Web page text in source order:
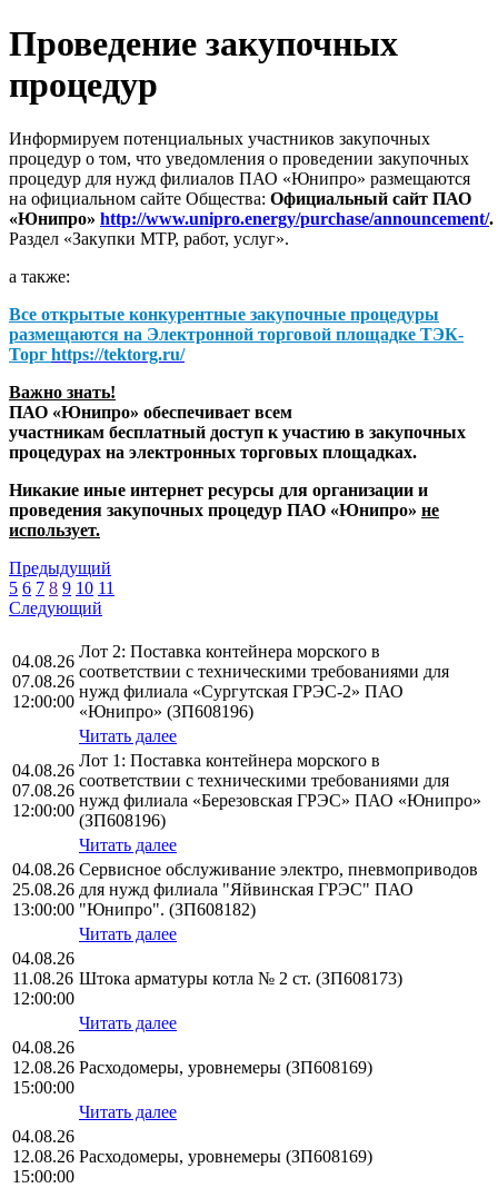
Проведение закупочных
процедур
Информируем потенциальных участников закупочных
процедур о том, что уведомления о проведении закупочных
процедур для нужд филиалов ПАО «Юнипро» размещаются
на официальном сайте Общества: Официальный сайт ПАО
«Юнипро» http://www.unipro.energy/purchase/announcement/.
Раздел «Закупки МТР, работ, услуг».
а также:
Все открытые конкурентные закупочные процедуры
размещаются на Электронной торговой площадке ТЭК-
Торг https://tektorg.ru/
Важно знать!
ПАО «Юнипро» обеспечивает всем
участникам бесплатный доступ к участию в закупочных
процедурах на электронных торговых площадках.
Никакие иные интернет ресурсы для организации и
проведения закупочных процедур ПАО «Юнипро» не
использует.
Предыдущий
5 6 7 8 9 10 11
Следующий
04.08.26
07.08.26
12:00:00
Лот 2: Поставка контейнера морского в
соответствии с техническими требованиями для
нужд филиала «Сургутская ГРЭС-2» ПАО
«Юнипро» (ЗП608196)
Читать далее
04.08.26
07.08.26
12:00:00
Лот 1: Поставка контейнера морского в
соответствии с техническими требованиями для
нужд филиала «Березовская ГРЭС» ПАО «Юнипро»
(ЗП608196)
Читать далее
04.08.26
25.08.26
13:00:00
Сервисное обслуживание электро, пневмоприводов
для нужд филиала "Яйвинская ГРЭС" ПАО
"Юнипро". (ЗП608182)
Читать далее
04.08.26
11.08.26
12:00:00
Штока арматуры котла № 2 ст. (ЗП608173)
Читать далее
04.08.26
12.08.26
15:00:00
Расходомеры, уровнемеры (ЗП608169)
Читать далее
04.08.26
12.08.26
15:00:00
Расходомеры, уровнемеры (ЗП608169)